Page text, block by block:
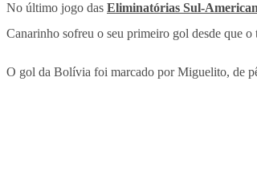
No último jogo das Eliminatórias Sul-
Canarinho sofreu o seu primeiro gol desde que
O gol da Bolívia foi marcado por Miguelito, de